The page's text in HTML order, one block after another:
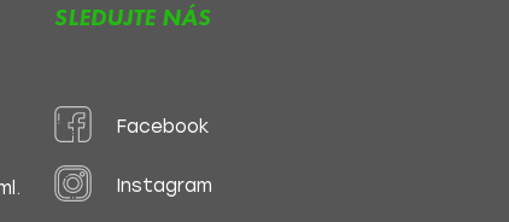
SLEDUJTE NÁS
Facebook
Instagram